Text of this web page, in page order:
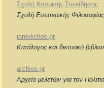
Σχολή Κοσμικής Συνείδησης
Σχολή Εσωτερικής
iamvlichos.gr
Κατάλογος και δικτυακό
archive.gr
Αρχείο μελετών για τον